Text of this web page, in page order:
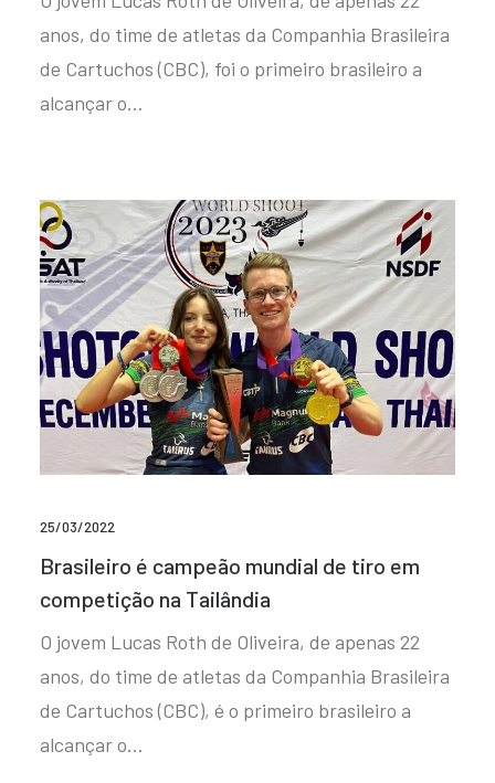
anos, do time de atletas da Companhia Brasileira
de Cartuchos (CBC), foi o primeiro brasileiro a
alcançar o…
25/03/2022
Brasileiro é campeão mundial de tiro em
competição na Tailândia
O jovem Lucas Roth de Oliveira, de apenas 22
anos, do time de atletas da Companhia Brasileira
de Cartuchos (CBC), é o primeiro brasileiro a
alcançar o…